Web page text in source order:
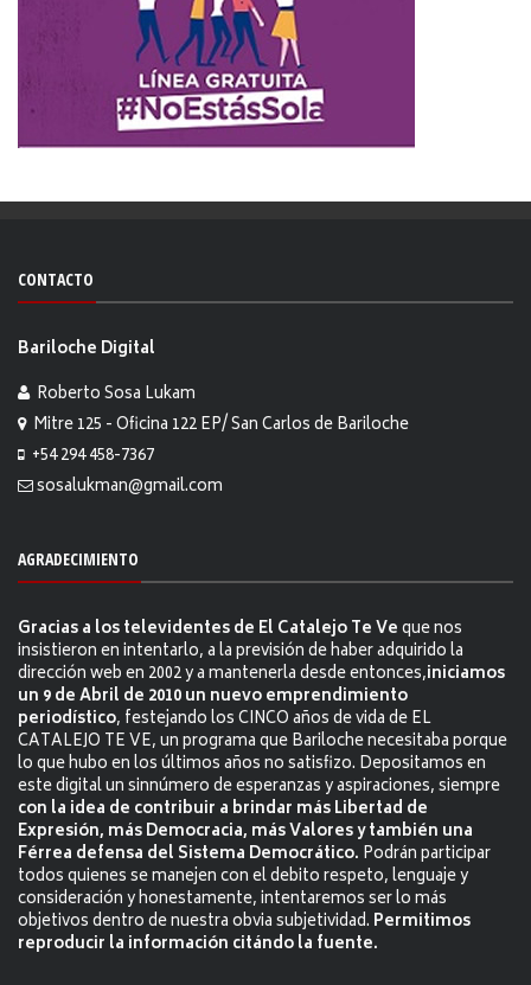
CONTACTO
Bariloche Digital
Roberto Sosa Lukam
Mitre 125 - Oficina 122 EP/ San Carlos de Bariloche
+54 294 458-7367
sosalukman@gmail.com
AGRADECIMIENTO
Gracias a los televidentes de El Catalejo Te Veque nos
insistieron en intentarlo, a la previsión de haber adquirido la
dirección web en 2002 y a mantenerla desde entonces,iniciamos
un 9 de Abril de 2010 un nuevo emprendimiento
periodístico, festejando los CINCO años de vida de EL
CATALEJO TE VE, un programa que Bariloche necesitaba porque
lo que hubo en los últimos años no satisfizo. Depositamos en
este digital un sinnúmero de esperanzas y aspiraciones, siempre
con la idea de contribuir a brindar más Libertad de
Expresión, más Democracia, más Valores y también una
Férrea defensa del Sistema Democrático. Podrán participar
todos quienes se manejen con el debito respeto, lenguaje y
consideración y honestamente, intentaremos ser lo más
objetivos dentro de nuestra obvia subjetividad. Permitimos
reproducir la información citándo la fuente.